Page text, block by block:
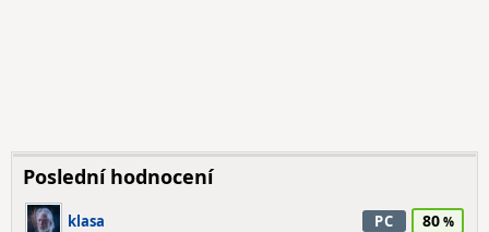
Poslední hodnocení
klasa PC 80